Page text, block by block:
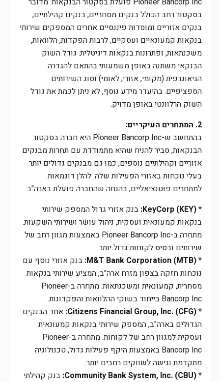
בסקטור רחב הכולל בנקים מסחריים, בנקים קהילתיים,
בנקים אזוריים ומוסדות פיננסיים אחרים המספקים שירותי
בנקאות קמעונאיים ועסקיים, לרבות הפקדות, הלוואות,
משכנתאות, ופתרונות בנקאות דיגיטלית. גודל השוק
הבנקאי משתנה באופן משמעותי בהתאם להגדרה
הגיאוגרפית (מקומי, אזורי, לאומי) וסוג השירותים
הספציפיים. בהיעדר מידע נוסף, לא ניתן לכמת את גודל
השוק הרלוונטי באופן מדויק.
2. המתחרים העיקריים:
בהתחשב ש-Pioneer Bancorp Inc היא חברה בסקטור
הבנקאות, סביר להניח שהיא מתמודדת עם תחרות מבנקים
אזוריים וקהילתיים נוספים, כמו גם מבנקים גדולים יותר
בעלי נוכחות באזורי הפעילות שלה. להלן דוגמאות
למתחרים פוטנציאליים, בהנחה שהחברה פועלת בארה"ב:
*
KeyCorp (KEY): בנק אזורי גדול המספק שירותי
בנקאות קמעונאית ועסקית, ניהול עושר ושירותי השקעות.
מתחרה ב-Pioneer Bancorp Inc באמצעות מגוון רחב של
שירותים ובסיס לקוחות גדול יותר.
*
M&T Bank Corporation (MTB): בנק אזורי נוסף עם
נוכחות חזקה בצפון מזרח ארה"ב, המציע שירותי בנקאות
מסחרית, קמעונאית ומשכנתאות. מתחרה ב-Pioneer
Bancorp Inc בייחוד בשוקי ההלוואות והפקדונות.
*
Citizens Financial Group, Inc. (CFG): אחד הבנקים
הגדולים בארה"ב, המספק שירותי בנקאות קמעונאית
ועסקית למגוון רחב של לקוחות. מתחרה ב-Pioneer
Bancorp Inc באמצעות היקף פעילות גדול, טכנולוגיה
מתקדמת וגישה לשווקים רחבים יותר.
*
Community Bank System, Inc. (CBU): בנק קהילתי